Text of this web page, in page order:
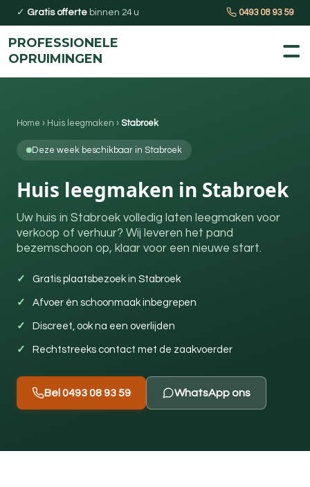
✓ Gratis offerte binnen 24 u 0493 08 93 59
PROFESSIONELE
OPRUIMINGEN
Home › Huis leegmaken › Stabroek
Deze week beschikbaar in Stabroek
Huis leegmaken in Stabroek
Uw huis in Stabroek volledig laten leegmaken voor
verkoop of verhuur? Wij leveren het pand
bezemschoon op, klaar voor een nieuwe start.
Gratis plaatsbezoek in Stabroek
Afvoer én schoonmaak inbegrepen
Discreet, ook na een overlijden
Rechtstreeks contact met de zaakvoerder
Bel 0493 08 93 59 WhatsApp ons